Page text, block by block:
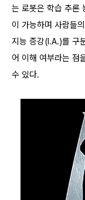
는 로봇은 학습 추론
이 가능하며 사람들
지능 증강(I.A.)를 구
어 이해 여부라는 점
수 있다.